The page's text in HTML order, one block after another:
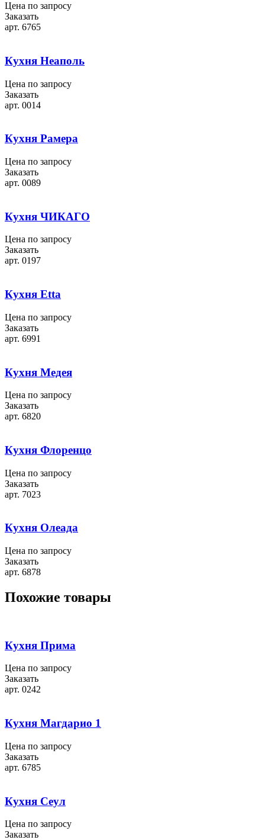
Цена по запросу
Заказать
арт. 6765
Кухня Неаполь
Цена по запросу
Заказать
арт. 0014
Кухня Рамера
Цена по запросу
Заказать
арт. 0089
Кухня ЧИКАГО
Цена по запросу
Заказать
арт. 0197
Кухня Etta
Цена по запросу
Заказать
арт. 6991
Кухня Медея
Цена по запросу
Заказать
арт. 6820
Кухня Флоренцо
Цена по запросу
Заказать
арт. 7023
Кухня Олеада
Цена по запросу
Заказать
арт. 6878
Похожие товары
Кухня Прима
Цена по запросу
Заказать
арт. 0242
Кухня Магдарио 1
Цена по запросу
Заказать
арт. 6785
Кухня Сеул
Цена по запросу
Заказать